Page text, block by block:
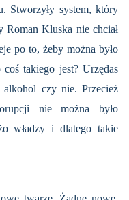
Stworzyły system, który
Kluska nie chciał
po to, żeby można było
takiego jest? Urzędas
alkohol czy nie. Przecież
nie można było
władzy i dlatego takie